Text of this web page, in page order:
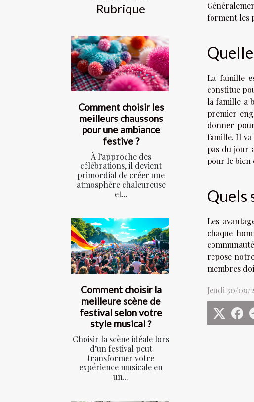
Rubrique
Comment choisir les
meilleurs chaussons
pour une ambiance
festive ?
À l’approche des
célébrations, il devient
primordial de créer une
atmosphère chaleureuse
et...
Comment choisir la
meilleure scène de
festival selon votre
style musical ?
Choisir la scène idéale lors
d’un festival peut
transformer votre
expérience musicale en
un...
forment les
La famille
constitue
la famille a
premier
donner
famille. Il va
pas du jour
pour le bien
Quels
Les
chaque
repose
membres
Jeudi 30/09/